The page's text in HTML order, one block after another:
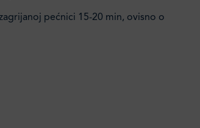
pećnici 15-20 min, ovisno o